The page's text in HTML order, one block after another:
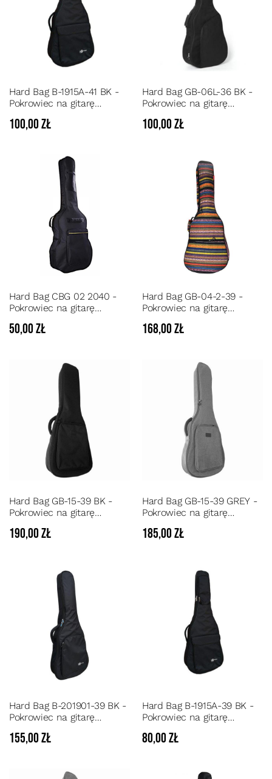
Hard Bag B-1915A-41 BK -
Pokrowiec na gitarę
kolor czarny
100,00 zł
Hard Bag GB-06L-36 BK -
Pokrowiec na gitarę
mm kolor czarny
100,00 zł
Hard Bag CBG 02 2040 -
Pokrowiec na gitarę
50,00 zł
Hard Bag GB-04-2-39 -
Pokrowiec na gitarę
kolorowy
168,00 zł
Hard Bag GB-15-39 BK -
Pokrowiec na gitarę
190,00 zł
Hard Bag GB-15-39 GREY -
Pokrowiec na gitarę
185,00 zł
Hard Bag B-201901-39 BK -
Pokrowiec na gitarę
155,00 zł
Hard Bag B-1915A-39 BK -
Pokrowiec na gitarę
kolor czarny
80,00 zł